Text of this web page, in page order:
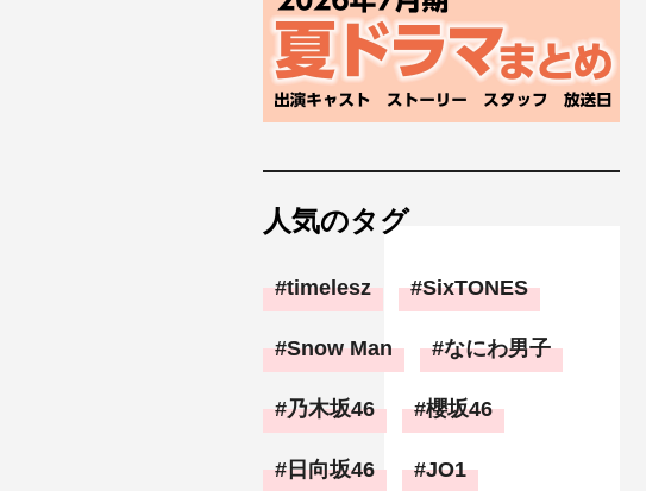
人気のタグ
timelesz SixTONES
Snow Man なにわ男子
乃木坂46 櫻坂46
日向坂46 JO1